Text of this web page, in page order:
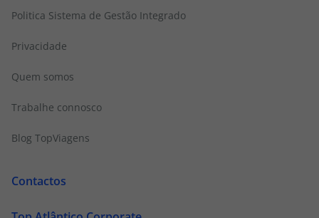
Politica Sistema de Gestão Integrado
Privacidade
Quem somos
Trabalhe connosco
Blog TopViagens
Contactos